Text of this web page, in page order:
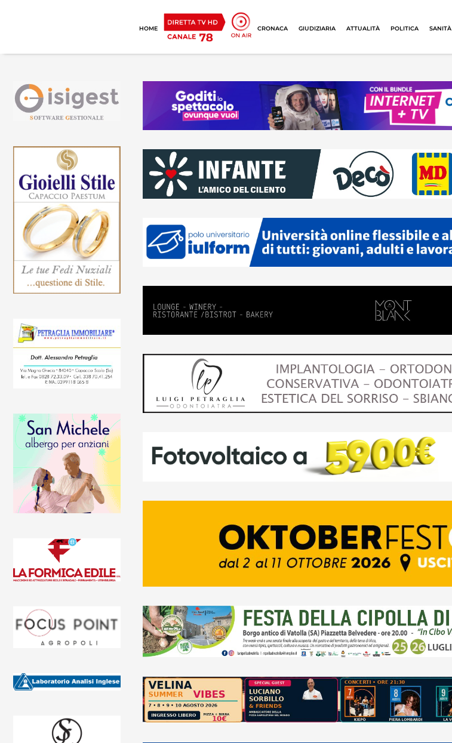
HOME CRONACA GIUDIZIARIA ATTUALITÀ POLITICA SANITÀ